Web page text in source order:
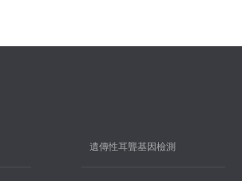
遺傳性耳聾基因檢測